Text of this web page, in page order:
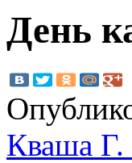
День
Кваша